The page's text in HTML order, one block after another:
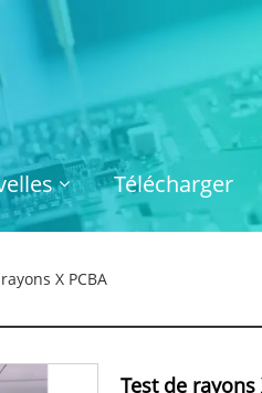
Télécharger
X PCBA
Test de rayons